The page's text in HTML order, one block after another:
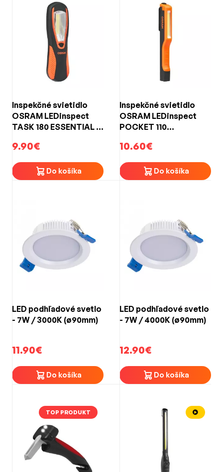
Inspekčné svietidlo
OSRAM LEDinspect
TASK 180 ESSENTIAL –
9.90€
Do košíka
Inspekčné svietidlo
OSRAM LEDinspect
POCKET 110
110 lm, IP20
10.60€
Do košíka
LED podhľadové svetlo
- 7W / 3000K (ø90mm)
11.90€
Do košíka
LED podhľadové svetlo
- 7W / 4000K (ø90mm)
12.90€
Do košíka
TOP PRODUKT